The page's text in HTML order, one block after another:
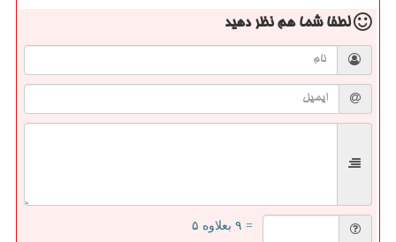
لطفا شما همنظر دهید
= ۹ بعلاوه ۵